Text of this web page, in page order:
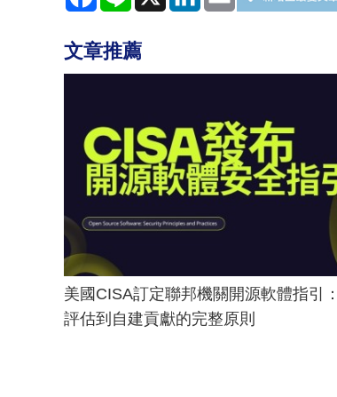
文章推薦
美國CISA訂定聯邦機關開源軟體指引
評估到自建貢獻的完整原則